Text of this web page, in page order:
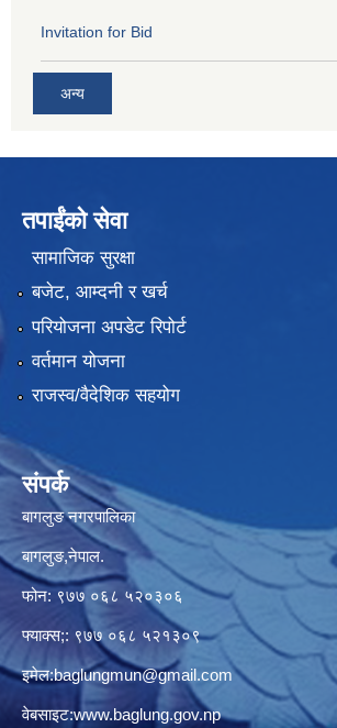
Invitation for Bid
अन्य
तपाईंको सेवा
सामाजिक सुरक्षा
बजेट, आम्दनी र खर्च
परियोजना अपडेट रिपोर्ट
वर्तमान योजना
राजस्व/वैदेशिक सहयोग
संपर्क
बागलुङ नगरपालिका
बागलुङ,नेपाल.
फोन: ९७७ ०६८ ५२०३०६
फ्याक्स;: ९७७ ०६८ ५२१३०९
इमेल:baglungmun@gmail.com
वेबसाइट:www.baglung.gov.np